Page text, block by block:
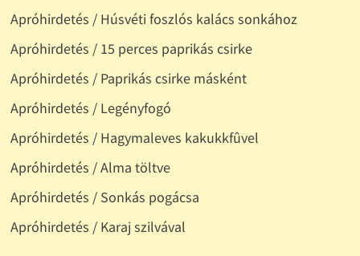
Apróhirdetés / Húsvéti foszlós kalács sonkához
Apróhirdetés / 15 perces paprikás csirke
Apróhirdetés / Paprikás csirke másként
Apróhirdetés / Legényfogó
Apróhirdetés / Hagymaleves kakukkfûvel
Apróhirdetés / Alma töltve
Apróhirdetés / Sonkás pogácsa
Apróhirdetés / Karaj szilvával